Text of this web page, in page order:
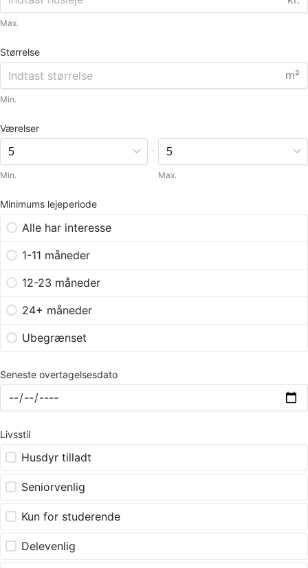
Max.
Størrelse
m²
Min.
Værelser
Min.
-
Max.
Minimums lejeperiode
Alle har interesse
1-11 måneder
12-23 måneder
24+ måneder
Ubegrænset
Seneste overtagelsesdato
Livsstil
Husdyr tilladt
Seniorvenlig
Kun for studerende
Delevenlig